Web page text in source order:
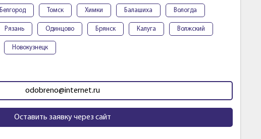
Белгород Томск Химки Балашиха Вологда
Рязань Одинцово Брянск Калуга Волжский
Новокузнецк
odobreno@internet.ru
Оставить заявку через сайт